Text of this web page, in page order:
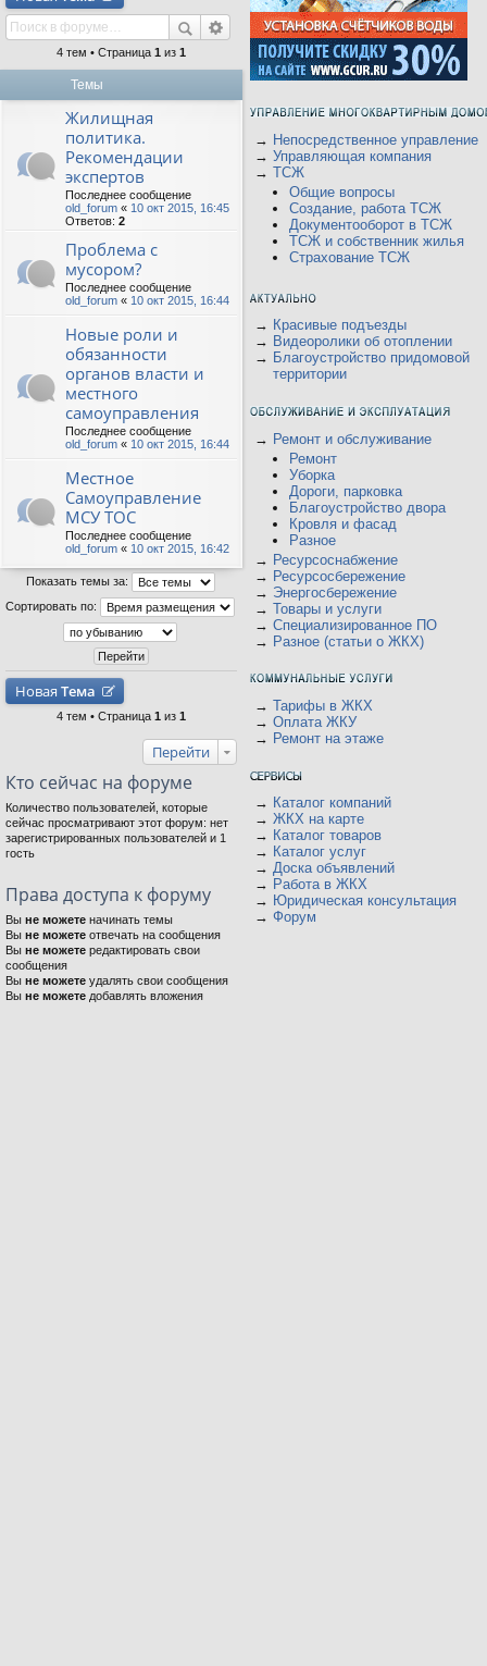
4 тем • Страница 1 из 1
Темы
Жилищная
политика.
Рекомендации
экспертов
Последнее сообщение
old_forum « 10 окт 2015, 16:45
Ответов: 2
Проблема с
мусором?
Последнее сообщение
old_forum « 10 окт 2015, 16:44
Новые роли и
обязанности
органов власти и
местного
самоуправления
Последнее сообщение
old_forum « 10 окт 2015, 16:44
Местное
Самоуправление
МСУ ТОС
Последнее сообщение
old_forum « 10 окт 2015, 16:42
Показать темы за:
Сортировать по:
Новая Тема
4 тем • Страница 1 из 1
Перейти
Кто сейчас на форуме
Количество пользователей, которые
сейчас просматривают этот форум: нет
зарегистрированных пользователей и 1
гость
Права доступа к форуму
Вы не можете начинать темы
Вы не можете отвечать на сообщения
Вы не можете редактировать свои
сообщения
Вы не можете удалять свои сообщения
Вы не можете добавлять вложения
→ Непосредственное управление
→ Управляющая компания
→ ТСЖ
Общие вопросы
Создание, работа ТСЖ
Документооборот в ТСЖ
ТСЖ и собственник жилья
Страхование ТСЖ
→ Красивые подъезды
→ Видеоролики об отоплении
→ Благоустройство придомовой
территории
→ Ремонт и обслуживание
Ремонт
Уборка
Дороги, парковка
Благоустройство двора
Кровля и фасад
Разное
→ Ресурсоснабжение
→ Ресурсосбережение
→ Энергосбережение
→ Товары и услуги
→ Специализированное ПО
→ Разное (статьи о ЖКХ)
→ Тарифы в ЖКХ
→ Оплата ЖКУ
→ Ремонт на этаже
→ Каталог компаний
→ ЖКХ на карте
→ Каталог товаров
→ Каталог услуг
→ Доска объявлений
→ Работа в ЖКХ
→ Юридическая консультация
→ Форум